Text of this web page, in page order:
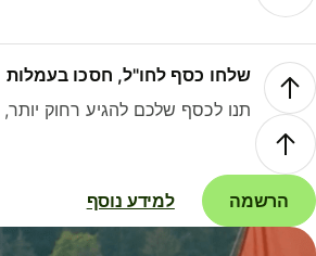
שלחו כסף לחו"ל, חסכו בעמלות
תנו לכסף שלכם להגיע רחוק
הרשמה למידע נוסף